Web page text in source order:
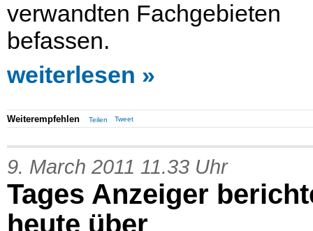
verwandten Fachgebieten
befassen.
weiterlesen
Weiterempfehlen Teilen Tweet
9. March 2011 11.33 Uhr
Tages Anzeiger
heute über